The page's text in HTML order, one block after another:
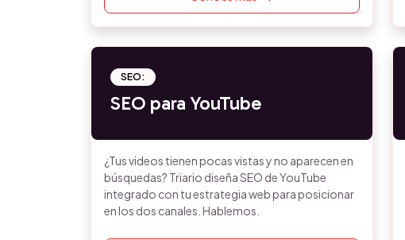
SEO:
SEO para YouTube
¿Tus videos tienen pocas vistas y no aparecen en
búsquedas? Triario diseña SEO de YouTube
integrado con tu estrategia web para posicionar
en los dos canales. Hablemos.